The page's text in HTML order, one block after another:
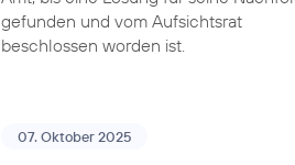
gefunden und vom Aufsichtsrat
beschlossen worden ist.
07. Oktober 2025